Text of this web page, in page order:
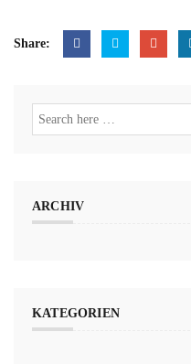
Share:
ARCHIV
KATEGORIEN